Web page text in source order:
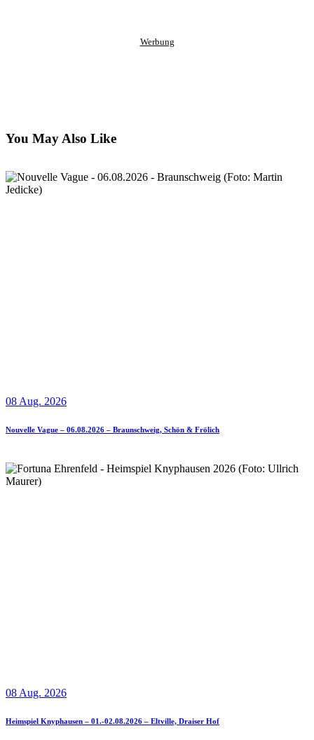
Werbung
You May Also Like
08 Aug. 2026
Nouvelle Vague – 06.08.2026 – Braunschweig, Schön & Frölich
08 Aug. 2026
Heimspiel Knyphausen – 01.-02.08.2026 – Eltville, Draiser Hof